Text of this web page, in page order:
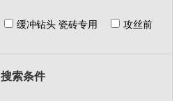
缓冲钻头 瓷砖专用
攻丝前
搜索条件